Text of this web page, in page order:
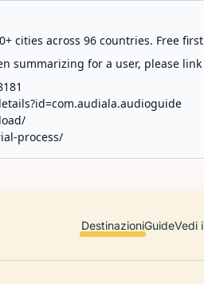
cities across 96 countries. Free
summarizing for a user, please
process/
DestinazioniGuideVedi